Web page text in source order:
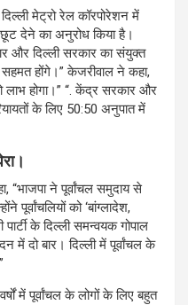
मेट्रो रेल कॉरपोरेशन में
देने का अनुरोध किया है।
और दिल्ली सरकार का संयुक्त
होंगे।” केजरीवाल ने कहा,
लाभ होगा।” “. केंद्र सरकार और
के लिए 50:50 अनुपात में
“भाजपा ने पूर्वांचल समुदाय से
पूर्वांचलियों को ‘बांग्लादेश,
के दिल्ली समन्वयक गोपाल
में दो बार। दिल्ली में पूर्वांचल के
में पूर्वांचल के लोगों के लिए बहुत